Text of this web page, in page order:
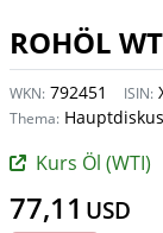
ROHÖL
WKN: 792451 ISIN:
Thema:
Kurs Öl (WTI)
77,11 USD